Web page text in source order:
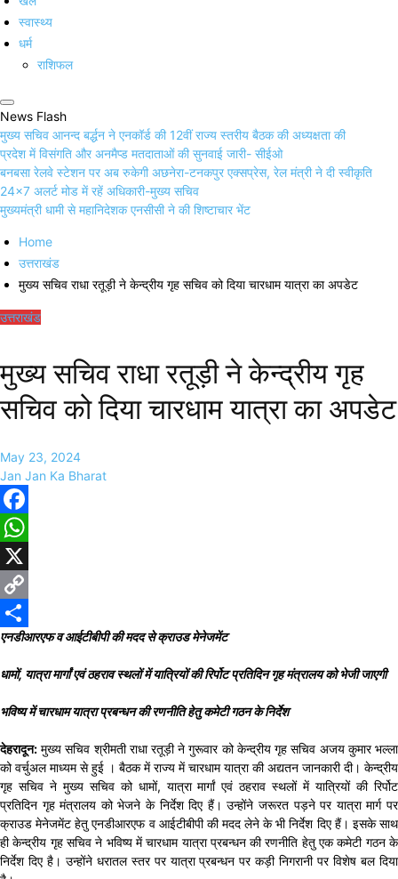
स्वास्थ्य
धर्म
राशिफल
News Flash
मुख्य सचिव आनन्द बर्द्धन ने एनकॉर्ड की 12वीं राज्य स्तरीय बैठक की अध्यक्षता की
प्रदेश में विसंगति और अनमैप्ड मतदाताओं की सुनवाई जारी- सीईओ
बनबसा रेलवे स्टेशन पर अब रुकेगी अछनेरा-टनकपुर एक्सप्रेस, रेल मंत्री ने दी स्वीकृति
24×7 अलर्ट मोड में रहें अधिकारी-मुख्य सचिव
मुख्यमंत्री धामी से महानिदेशक एनसीसी ने की शिष्टाचार भेंट
Home
उत्तराखंड
मुख्य सचिव राधा रतूड़ी ने केन्द्रीय गृह सचिव को दिया चारधाम यात्रा का अपडेट
उत्तराखंड
मुख्य सचिव राधा रतूड़ी ने केन्द्रीय गृह
सचिव को दिया चारधाम यात्रा का अपडेट
May 23, 2024
Jan Jan Ka Bharat
Facebook
WhatsApp
X
Copy
Link
Share
एनडीआरएफ व आईटीबीपी की मदद से क्राउड मेनेजमेंट
धामों, यात्रा मार्गां एवं ठहराव स्थलों में यात्रियों की रिर्पोट प्रतिदिन गृह मंत्रालय को भेजी जाएगी
भविष्य में चारधाम यात्रा प्रबन्धन की रणनीति हेतु कमेटी गठन के निर्देश
देहरादून: मुख्य सचिव श्रीमती राधा रतूड़ी ने गुरूवार को केन्द्रीय गृह सचिव अजय कुमार भल्ला
को वर्चुअल माध्यम से हुई । बैठक में राज्य में चारधाम यात्रा की अद्यतन जानकारी दी। केन्द्रीय
गृह सचिव ने मुख्य सचिव को धामों, यात्रा मार्गां एवं ठहराव स्थलों में यात्रियों की रिर्पोट
प्रतिदिन गृह मंत्रालय को भेजने के निर्देश दिए हैं। उन्होंने जरूरत पड़ने पर यात्रा मार्ग पर
क्राउड मेनेजमेंट हेतु एनडीआरएफ व आईटीबीपी की मदद लेने के भी निर्देश दिए हैं। इसके साथ
ही केन्द्रीय गृह सचिव ने भविष्य में चारधाम यात्रा प्रबन्धन की रणनीति हेतु एक कमेटी गठन के
निर्देश दिए है। उन्होंने धरातल स्तर पर यात्रा प्रबन्धन पर कड़ी निगरानी पर विशेष बल दिया